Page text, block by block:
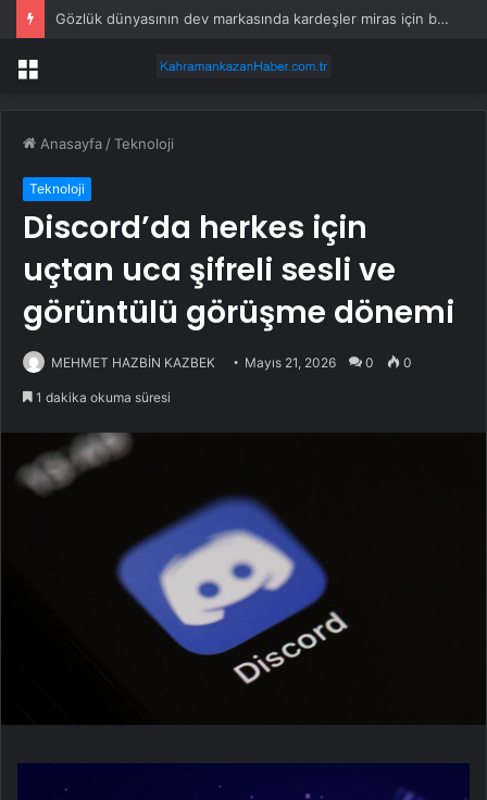
Gözlük dünyasının dev markasında kardeşler miras için birbirine düştü
Menü
Anasayfa /Teknoloji
Teknoloji
Discord’da herkes için
uçtan uca şifreli sesli ve
görüntülü görüşme dönemi
MEHMET HAZBİN KAZBEK Mayıs 21, 2026 0 0
1 dakika okuma süresi